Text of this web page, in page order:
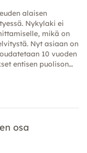
alaisen
Nykylaki ei
mikä on
Nyt asiaan on
10 vuoden
entisen puolison
osa